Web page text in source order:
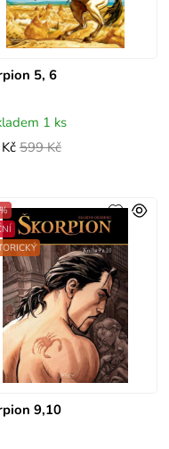
5, 6
1 ks
599 Kč
9,10